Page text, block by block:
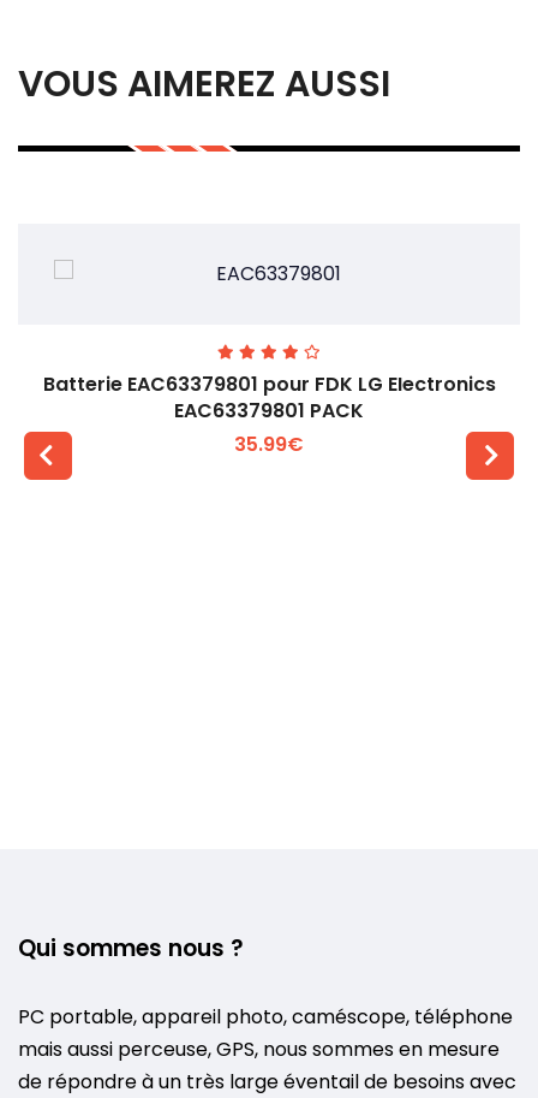
VOUS AIMEREZ AUSSI
Batterie EAC63379801 pour FDK LG EIectronics
EAC63379801 PACK
35.99€
Qui sommes nous ?
PC portable, appareil photo, caméscope, téléphone
mais aussi perceuse, GPS, nous sommes en mesure
de répondre à un très large éventail de besoins avec